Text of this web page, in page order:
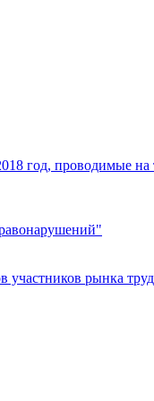
год, проводимые
участников рынка